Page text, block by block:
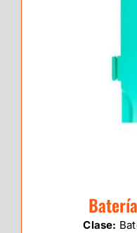
Clase: